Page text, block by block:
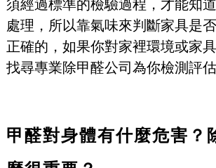
處理，所以靠氣味來判斷家具是
正確的，如果你對家裡環境或家
找尋專業除甲醛公司為你檢測評估
甲醛對身體有什麼危害？